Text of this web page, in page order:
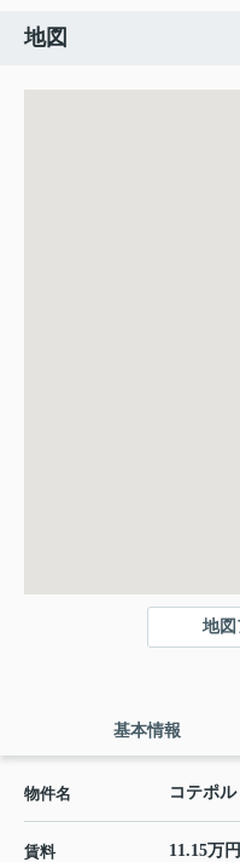
地図
地図
基本情報
物件名 コテポル
賃料 11.15万円